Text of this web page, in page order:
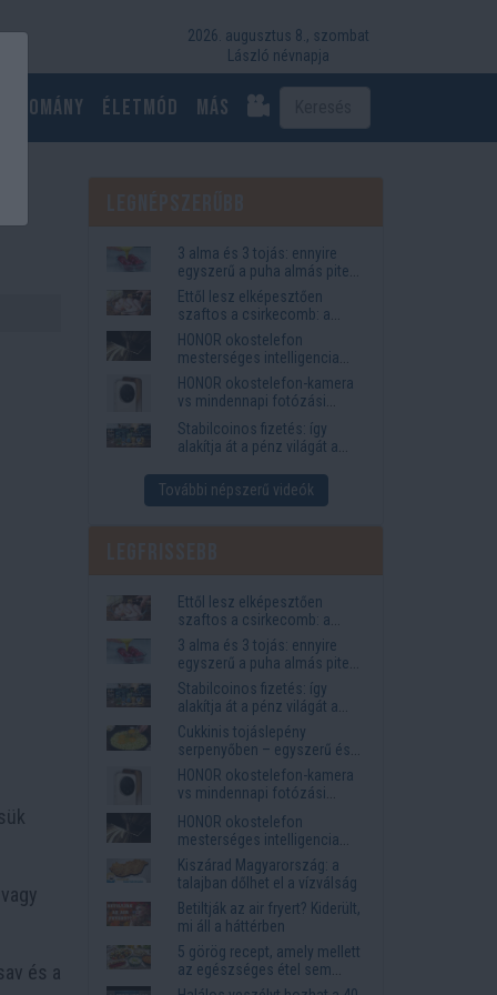
2026. augusztus 8., szombat
László névnapja
Életmód más
és a
3 alma és 3 tojás: ennyire
egyszerű a puha almás pite
titka
Ettől lesz elképesztően
szaftos a csirkecomb: a
sörös pác a titok
HONOR okostelefon
mesterséges intelligencia
funkciók, amelyek
megkönnyítik az életet
HONOR okostelefon-kamera
vs mindennapi fotózási
igények
Stabilcoinos fizetés: így
alakítja át a pénz világát a
Western Union
További népszerű videók
Ettől lesz elképesztően
szaftos a csirkecomb: a
sörös pác a titok
3 alma és 3 tojás: ennyire
egyszerű a puha almás pite
titka
Stabilcoinos fizetés: így
alakítja át a pénz világát a
Visa, a Mastercard és a
Western Union
Cukkinis tojáslepény
serpenyőben – egyszerű és
laktató vacsora
HONOR okostelefon-kamera
vs mindennapi fotózási
igények
HONOR okostelefon
mesterséges intelligencia
funkciók, amelyek
megkönnyítik az életet
Kiszárad Magyarország: a
talajban dőlhet el a vízválság
Betiltják az air fryert? Kiderült,
mi áll a háttérben
5 görög recept, amely mellett
az egészséges étel sem
tűnik lemondásnak